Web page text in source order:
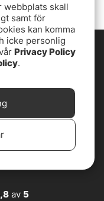
av 5
webbplats skall
samt för
kan komma
icke personlig
Privacy Policy
.